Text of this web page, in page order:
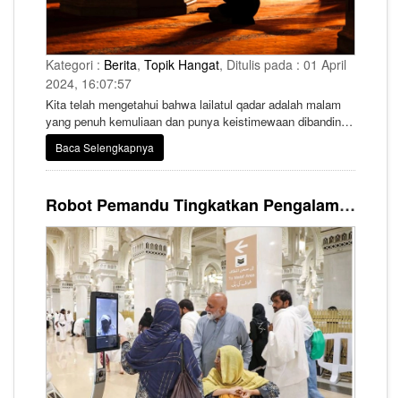
Kategori : Berita, Topik Hangat, Ditulis pada : 01 April
2024, 16:07:57
Kita telah mengetahui bahwa lailatul qadar adalah malam
yang penuh kemuliaan dan punya keistimewaan dibanding
malam-malam lainnya. Yang dimaksud dengan malam
kemuliaan yaitu satu malam yang penuh dengan
kemuliaan, keagungan dan tanda-tanda kebesaran Allah
diturunkannya al-Quran
Baca Selengkapnya
Robot Pemandu Tingkatkan Pengalaman Ibadah Jemaah Umrah di Masjidil Haram saat Ramadhan